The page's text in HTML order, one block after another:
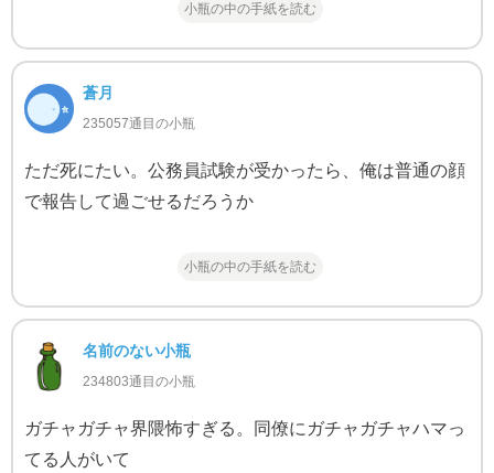
小瓶の中の手紙を読む
蒼月
235057通目の小瓶
ただ死にたい。公務員試験が受かったら、俺は普通の顔
で報告して過ごせるだろうか
小瓶の中の手紙を読む
名前のない小瓶
234803通目の小瓶
ガチャガチャ界隈怖すぎる。同僚にガチャガチャハマっ
てる人がいて